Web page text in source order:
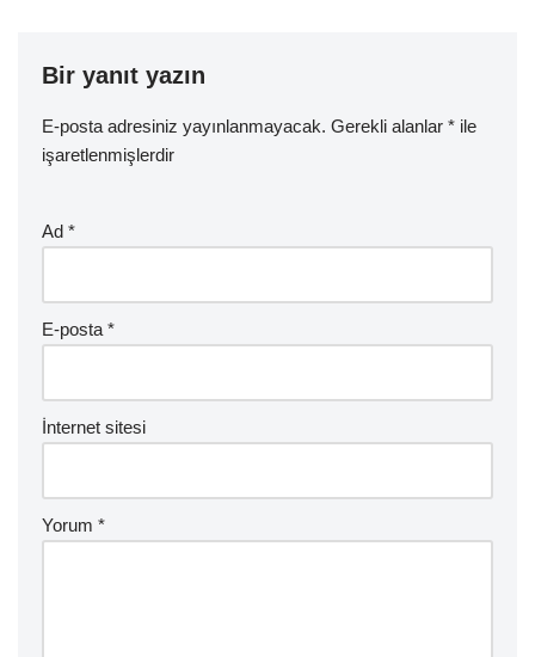
Bir yanıt yazın
E-posta adresiniz yayınlanmayacak. Gerekli alanlar * ile
işaretlenmişlerdir
Ad *
E-posta *
İnternet sitesi
Yorum *